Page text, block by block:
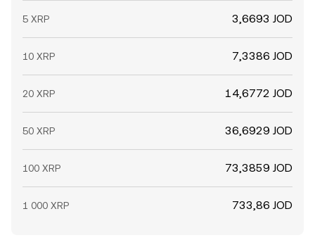
5 XRP 3,6693 JOD
10 XRP 7,3386 JOD
20 XRP 14,6772 JOD
50 XRP 36,6929 JOD
100 XRP 73,3859 JOD
1 000 XRP 733,86 JOD